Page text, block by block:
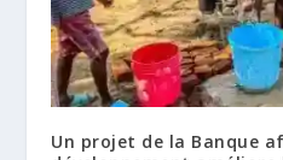
Un projet de la Banque